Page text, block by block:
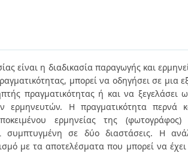
είναι η διαδικασία παραγωγής και
μπορεί να οδηγήσει σε μια
πραγματικότητας ή και να ξεγελάσει
ερμηνευτών. Η πραγματικότητα περνά
ερμηνείας της (φωτογράφος)
συμπτυγμένη σε δύο διαστάσεις. Η
με τα αποτελέσματα που μπορεί να